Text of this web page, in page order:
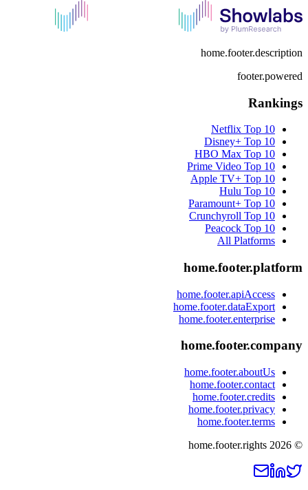
home.footer.description
footer.powered
Rankings
Netflix Top 10
Disney+ Top 10
HBO Max Top 10
Prime Video Top 10
Apple TV+ Top 10
Hulu Top 10
Paramount+ Top 10
Crunchyroll Top 10
Peacock Top 10
All Platforms
home.footer.platform
home.footer.apiAccess
home.footer.dataExport
home.footer.enterprise
home.footer.company
home.footer.aboutUs
home.footer.contact
home.footer.credits
home.footer.privacy
home.footer.terms
©
2026
home.footer.rights